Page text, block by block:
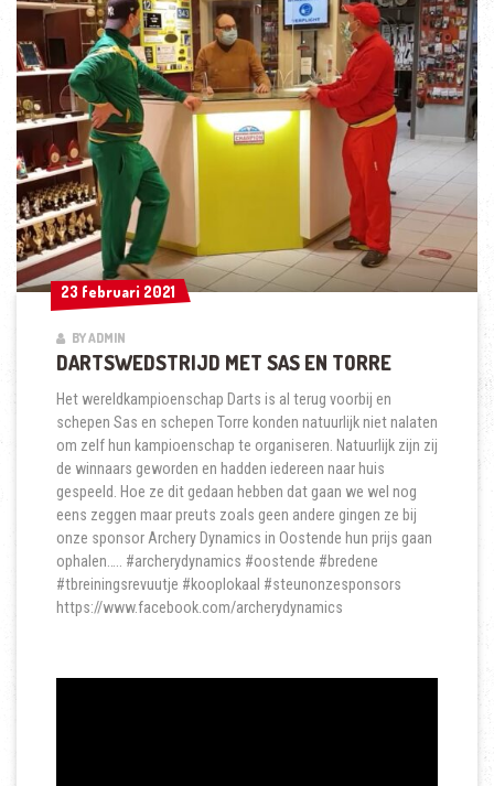
23 februari 2021
23 februari 2021
BY ADMIN
DARTSWEDSTRIJD MET SAS EN TORRE
Het wereldkampioenschap Darts is al terug voorbij en
schepen Sas en schepen Torre konden natuurlijk niet nalaten
om zelf hun kampioenschap te organiseren. Natuurlijk zijn zij
de winnaars geworden en hadden iedereen naar huis
gespeeld. Hoe ze dit gedaan hebben dat gaan we wel nog
eens zeggen maar preuts zoals geen andere gingen ze bij
onze sponsor Archery Dynamics in Oostende hun prijs gaan
ophalen….. #archerydynamics #oostende #bredene
#tbreiningsrevuutje #kooplokaal #steunonzesponsors
https://www.facebook.com/archerydynamics